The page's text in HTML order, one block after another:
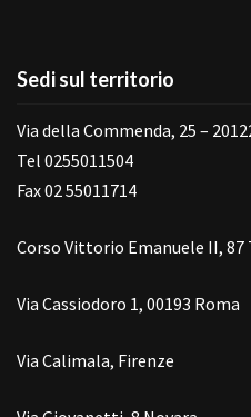
Sedi sul territorio
Via della Commenda, 25 –
Tel 0255011504
Fax 02 55011714
Corso Vittorio Emanuele II, 87
Via Cassiodoro 1, 00193 Roma
Via Calimala, Firenze